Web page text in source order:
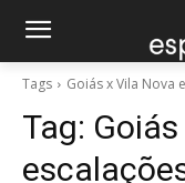
Tags Goiás x Vila Nova
Tag: